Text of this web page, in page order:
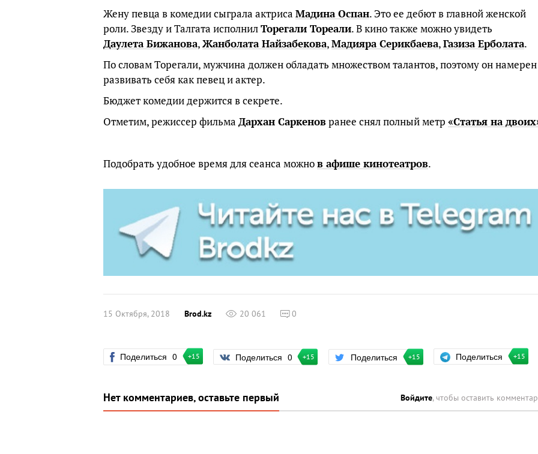
Жену певца в комедии сыграла актриса Мадина Оспан. Это ее дебют в главной женской
роли. Звезду и Талгата исполнилТорегали Тореали. В кино также можно увидеть
Даулета Бижанова,Жанболата Найзабекова,Мадияра Серикбаева,Газиза Ерболата.
По словам Торегали, мужчина должен обладать множеством талантов, поэтому он намерен
развивать себя как певец и актер.
Бюджет комедии держится в секрете.
Отметим, режиссер фильма Дархан Саркеновранее снял полный метр «Статья на
Подобрать удобное время для сеанса можнов афише кинотеатров.
15 Октября, 2018 Brod.kz 20 061 0
Поделиться 0 +15 Поделиться 0 +15 Поделиться +15 Поделиться +15
Нет комментариев, оставьте первый Войдите, чтобы оставить